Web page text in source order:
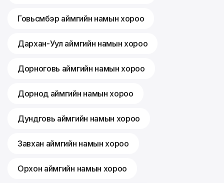
Говьсүмбэр аймгийн намын хороо
Дархан-Уул аймгийн намын хороо
Дорноговь аймгийн намын хороо
Дорнод аймгийн намын хороо
Дундговь аймгийн намын хороо
Завхан аймгийн намын хороо
Орхон аймгийн намын хороо